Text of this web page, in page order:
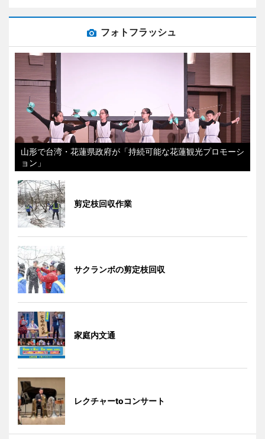
フォトフラッシュ
山形で台湾・花蓮県政府が「持続可能な花蓮観光プロモーシ
ョン」
剪定枝回収作業
サクランボの剪定枝回収
家庭内文通
レクチャーtoコンサート